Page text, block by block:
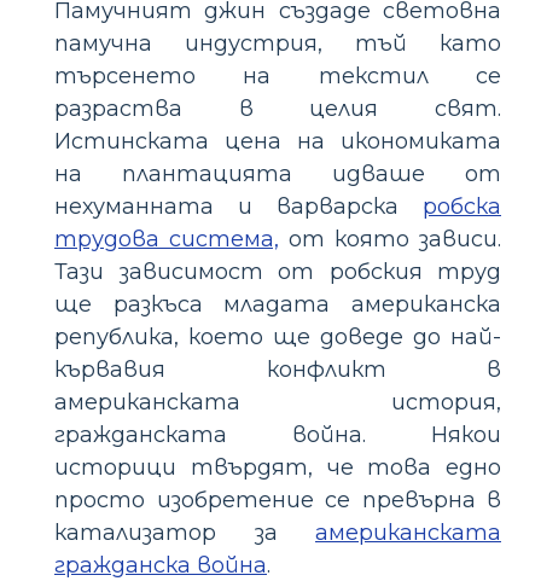
Памучният джин създаде световна
памучна индустрия, тъй като
търсенето на текстил се
разраства в целия свят.
Истинската цена на икономиката
на плантацията идваше от
нехуманната и варварска робска
трудова система, от която зависи.
Тази зависимост от робския труд
ще разкъса младата американска
република, което ще доведе до най-
кървавия конфликт в
американската история,
гражданската война. Някои
историци твърдят, че това едно
просто изобретение се превърна в
катализатор за американската
гражданска война.